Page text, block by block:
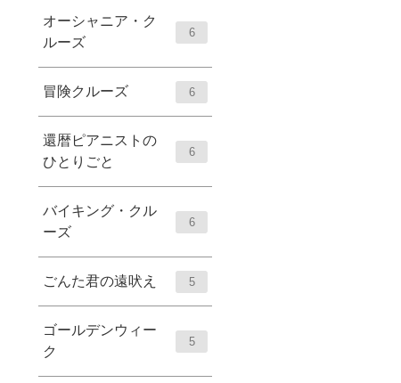
オーシャニア・ク
ルーズ
6
冒険クルーズ 6
還暦ピアニストの
ひとりごと
6
バイキング・クル
ーズ
6
ごんた君の遠吠え 5
ゴールデンウィー
ク
5